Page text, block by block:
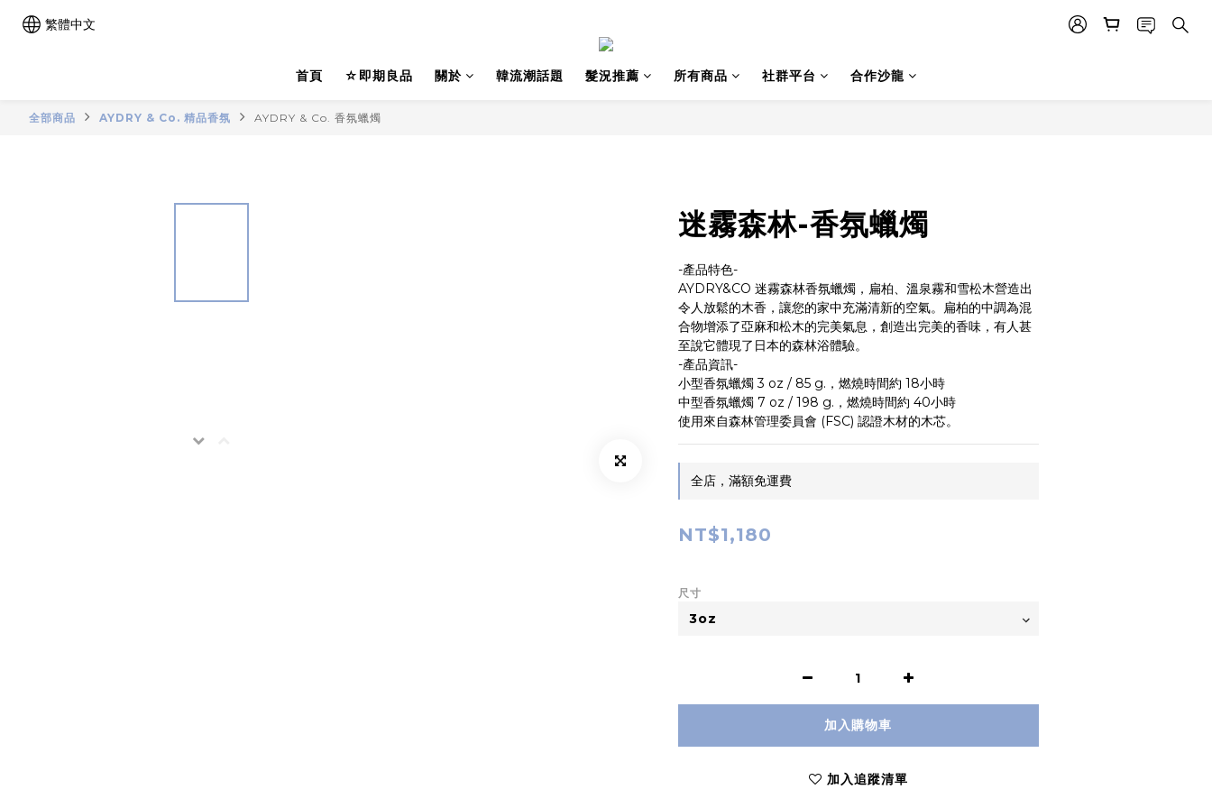
繁體中文
首頁 ☆即期良品 關於 韓流潮話題 髮況推薦 所有商品 社群平台 合作沙龍
全部商品 AYDRY & Co. 精品香氛 AYDRY & Co. 香氛蠟燭
迷霧森林-香氛蠟燭
-產品特色-
AYDRY&CO 迷霧森林香氛蠟燭，扁柏、溫泉霧和雪松木營造出
令人放鬆的木香，讓您的家中充滿清新的空氣。扁柏的中調為混
合物增添了亞麻和松木的完美氣息，創造出完美的香味，有人甚
至說它體現了日本的森林浴體驗。
-產品資訊-
小型香氛蠟燭 3 oz / 85 g.，燃燒時間約 18小時
中型香氛蠟燭 7 oz / 198 g.，燃燒時間約 40小時
使用來自森林管理委員會 (FSC) 認證木材的木芯。
全店，滿額免運費
NT$1,180
尺寸
加入購物車
加入追蹤清單